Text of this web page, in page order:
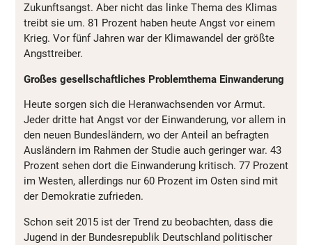
Zukunftsangst. Aber nicht das linke Thema des Klimas
treibt sie um. 81 Prozent haben heute Angst vor einem
Krieg. Vor fünf Jahren war der Klimawandel der größte
Angsttreiber.
Großes gesellschaftliches Problemthema Einwanderung
Heute sorgen sich die Heranwachsenden vor Armut.
Jeder dritte hat Angst vor der Einwanderung, vor allem in
den neuen Bundesländern, wo der Anteil an befragten
Ausländern im Rahmen der Studie auch geringer war. 43
Prozent sehen dort die Einwanderung kritisch. 77 Prozent
im Westen, allerdings nur 60 Prozent im Osten sind mit
der Demokratie zufrieden.
Schon seit 2015 ist der Trend zu beobachten, dass die
Jugend in der Bundesrepublik Deutschland politischer